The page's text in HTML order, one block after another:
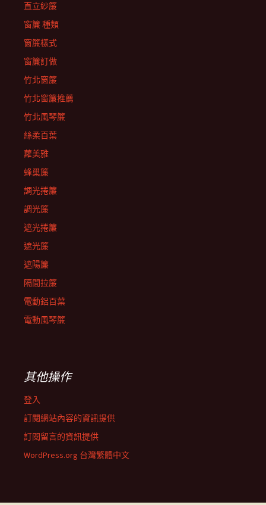
直立紗簾
窗簾 種類
窗簾樣式
窗簾訂做
竹北窗簾
竹北窗簾推薦
竹北風琴簾
絲柔百葉
蘿美雅
蜂巢簾
調光捲簾
調光簾
遮光捲簾
遮光簾
遮陽簾
隔間拉簾
電動鋁百葉
電動風琴簾
其他操作
登入
訂閱網站內容的資訊提供
訂閱留言的資訊提供
WordPress.org 台灣繁體中文